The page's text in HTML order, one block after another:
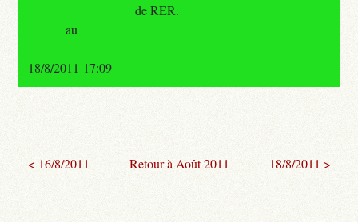
de RER.
au
18/8/2011 17:09
< 16/8/2011 Retour à Août 2011 18/8/2011 >